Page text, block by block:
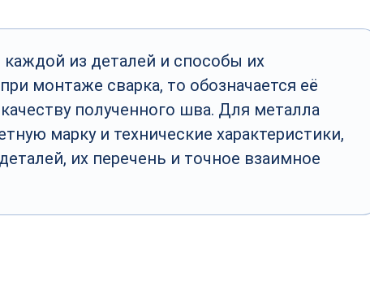
из деталей и способы их
монтаже сварка, то обозначается её
полученного шва. Для металла
марку и технические характеристики,
их перечень и точное взаимное